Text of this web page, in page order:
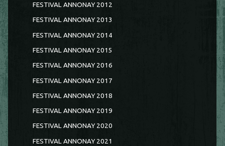
FESTIVAL ANNONAY 2012
FESTIVAL ANNONAY 2013
FESTIVAL ANNONAY 2014
FESTIVAL ANNONAY 2015
FESTIVAL ANNONAY 2016
FESTIVAL ANNONAY 2017
FESTIVAL ANNONAY 2018
FESTIVAL ANNONAY 2019
FESTIVAL ANNONAY 2020
FESTIVAL ANNONAY 2021